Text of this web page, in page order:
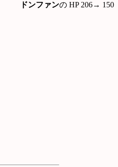
ドンファンの HP 206→ 150